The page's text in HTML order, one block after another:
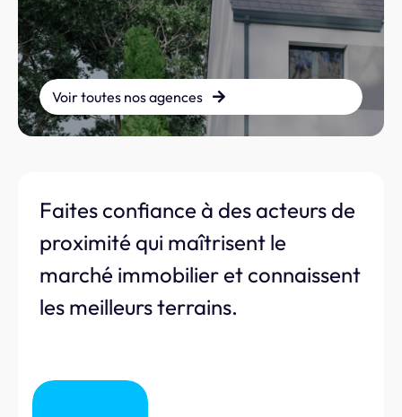
Voir toutes nos agences
Faites confiance à des acteurs de
proximité qui maîtrisent le
marché immobilier et connaissent
les meilleurs terrains.